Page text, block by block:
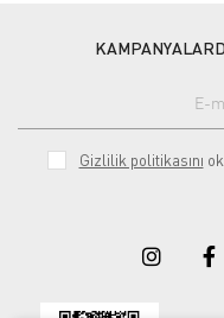
Gizlilik politikasını